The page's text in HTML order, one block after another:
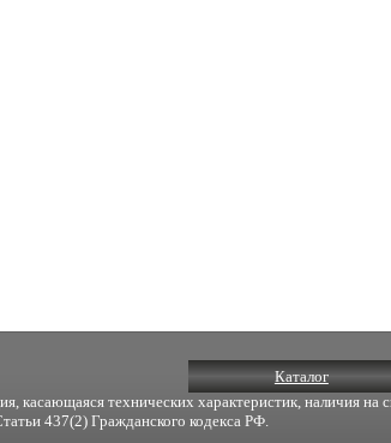
Каталог
касающаяся технических характеристик, наличия
437(2) Гражданского кодекса РФ.